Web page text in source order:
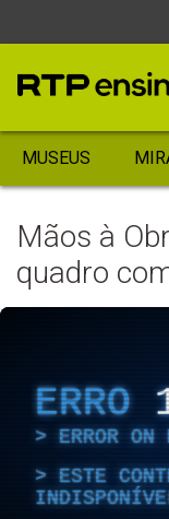
MUSEUS
Mãos à
quadro
ERRO
ERROR ON
ESTE